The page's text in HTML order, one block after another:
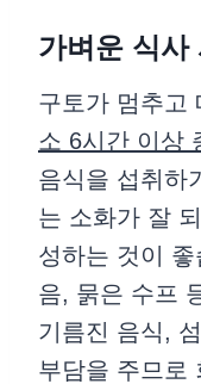
가벼운 식사
구토가 멈추고
소 6시간 이상
음식을 섭취하
는 소화가 잘
성하는 것이 좋
음, 묽은 수프
기름진 음식,
부담을 주므로